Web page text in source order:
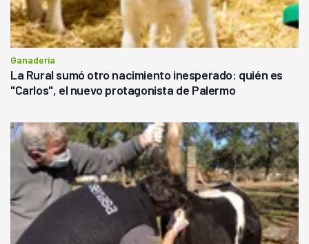
Ganadería
La Rural sumó otro nacimiento inesperado: quién es
"Carlos", el nuevo protagonista de Palermo